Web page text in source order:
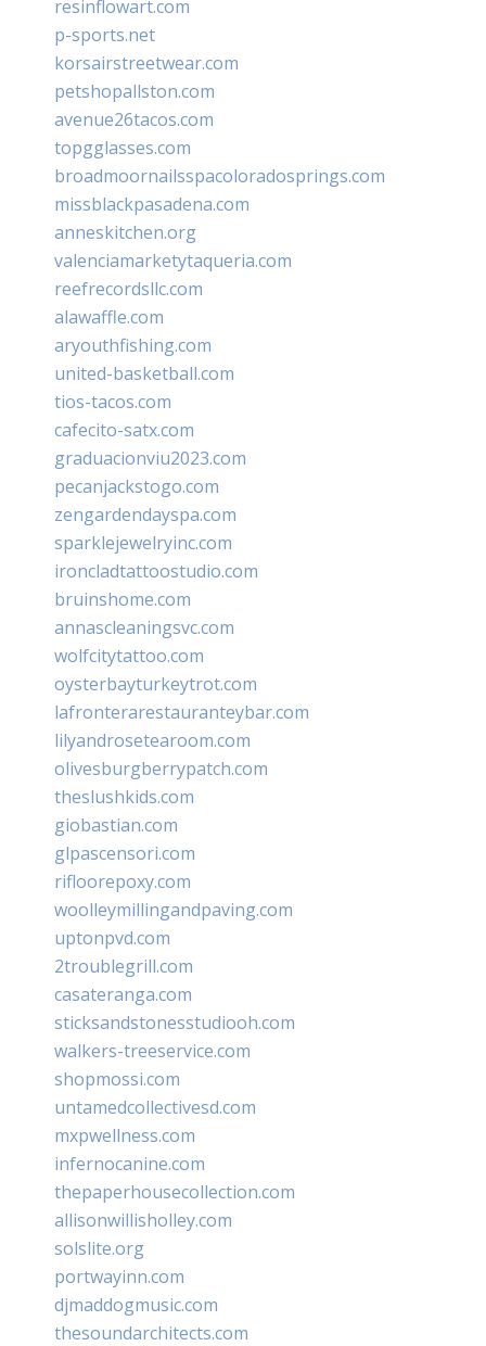
resinflowart.com
p-sports.net
korsairstreetwear.com
petshopallston.com
avenue26tacos.com
topgglasses.com
broadmoornailsspacoloradosprings.com
missblackpasadena.com
anneskitchen.org
valenciamarketytaqueria.com
reefrecordsllc.com
alawaffle.com
aryouthfishing.com
united-basketball.com
tios-tacos.com
cafecito-satx.com
graduacionviu2023.com
pecanjackstogo.com
zengardendayspa.com
sparklejewelryinc.com
ironcladtattoostudio.com
bruinshome.com
annascleaningsvc.com
wolfcitytattoo.com
oysterbayturkeytrot.com
lafronterarestauranteybar.com
lilyandrosetearoom.com
olivesburgberrypatch.com
theslushkids.com
giobastian.com
glpascensori.com
rifloorepoxy.com
woolleymillingandpaving.com
uptonpvd.com
2troublegrill.com
casateranga.com
sticksandstonesstudiooh.com
walkers-treeservice.com
shopmossi.com
untamedcollectivesd.com
mxpwellness.com
infernocanine.com
thepaperhousecollection.com
allisonwillisholley.com
solslite.org
portwayinn.com
djmaddogmusic.com
thesoundarchitects.com